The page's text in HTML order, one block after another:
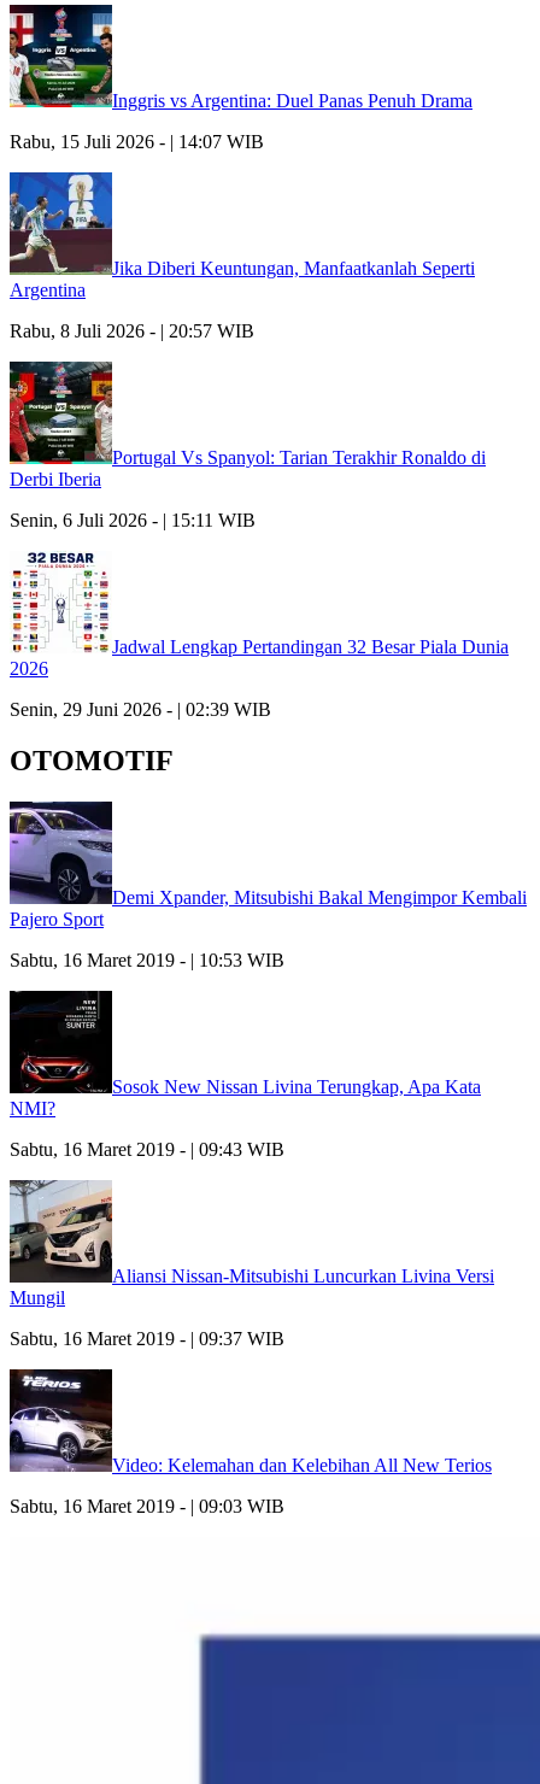
Inggris vs Argentina: Duel Panas Penuh Drama
Rabu, 15 Juli 2026 - | 14:07 WIB
Jika Diberi Keuntungan, Manfaatkanlah Seperti
Argentina
Rabu, 8 Juli 2026 - | 20:57 WIB
Portugal Vs Spanyol: Tarian Terakhir Ronaldo di
Derbi Iberia
Senin, 6 Juli 2026 - | 15:11 WIB
Jadwal Lengkap Pertandingan 32 Besar Piala Dunia
2026
Senin, 29 Juni 2026 - | 02:39 WIB
OTOMOTIF
Demi Xpander, Mitsubishi Bakal Mengimpor Kembali
Pajero Sport
Sabtu, 16 Maret 2019 - | 10:53 WIB
Sosok New Nissan Livina Terungkap, Apa Kata
NMI?
Sabtu, 16 Maret 2019 - | 09:43 WIB
Aliansi Nissan-Mitsubishi Luncurkan Livina Versi
Mungil
Sabtu, 16 Maret 2019 - | 09:37 WIB
Video: Kelemahan dan Kelebihan All New Terios
Sabtu, 16 Maret 2019 - | 09:03 WIB